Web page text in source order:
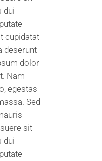
dui
cupidatat
deserunt
dolor
Nam
egestas
Sed
sit
dui